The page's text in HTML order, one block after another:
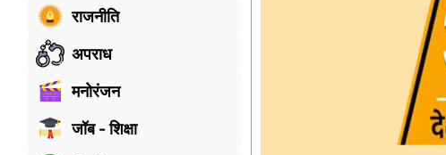
राजनीति
अपराध
मनोरंजन
जॉब - शिक्षा